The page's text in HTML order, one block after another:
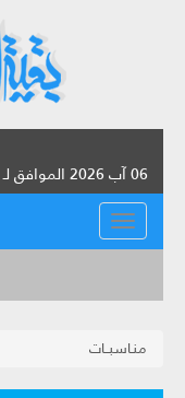
06 آب 2026 الموافق لـ 22 صفر 1448
القائمة
منـاسبــات